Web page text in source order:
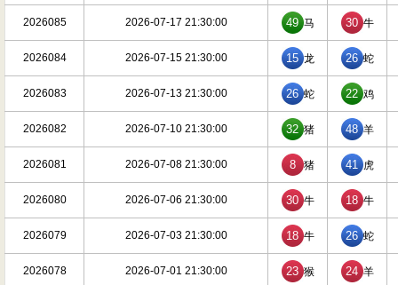
2026085 2026-07-17 21:30:00 49 马 30 牛
2026084 2026-07-15 21:30:00 15 龙 26 蛇
2026083 2026-07-13 21:30:00 26 蛇 22 鸡
2026082 2026-07-10 21:30:00 32 猪 48 羊
2026081 2026-07-08 21:30:00 8 猪 41 虎
2026080 2026-07-06 21:30:00 30 牛 18 牛
2026079 2026-07-03 21:30:00 18 牛 26 蛇
2026078 2026-07-01 21:30:00 23 猴 24 羊